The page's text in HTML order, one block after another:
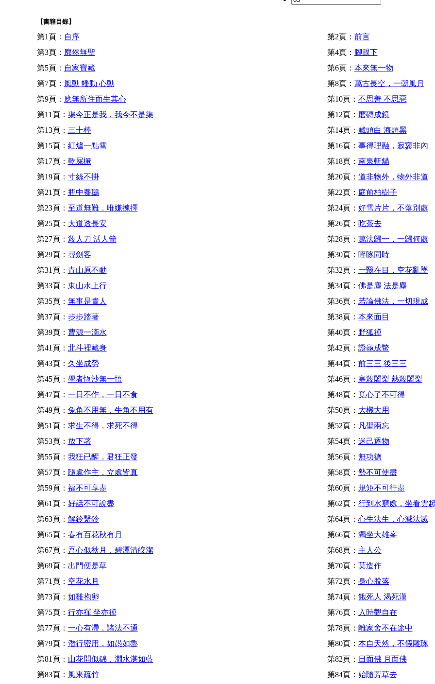
【書籍目錄】
第1頁： 自序 第2頁： 前言
第3頁： 廓然無聖 第4頁： 腳跟下
第5頁： 自家寶藏 第6頁： 本來無一物
第7頁： 風動 幡動 心動 第8頁： 萬古長空，一朝風月
第9頁： 應無所住而生其心 第10頁： 不思善 不思惡
第11頁： 渠今正是我，我今不是渠 第12頁： 磨磚成鏡
第13頁： 三十棒 第14頁： 藏頭白 海頭黑
第15頁： 紅爐一點雪 第16頁： 事得理融，寂寥非內
第17頁： 乾屎橛 第18頁： 南泉斬貓
第19頁： 寸絲不掛 第20頁： 道非物外，物外非道
第21頁： 瓶中養鵝 第22頁： 庭前柏樹子
第23頁： 至道無難，唯嫌揀擇 第24頁： 好雪片片，不落別處
第25頁： 大道透長安 第26頁： 吃茶去
第27頁： 殺人刀 活人箭 第28頁： 萬法歸一，一歸何處
第29頁： 尋劍客 第30頁： 啐啄同時
第31頁： 青山原不動 第32頁： 一翳在目，空花亂墜
第33頁： 東山水上行 第34頁： 佛是塵 法是塵
第35頁： 無事是貴人 第36頁： 若論佛法，一切現成
第37頁： 步步踏著 第38頁： 本來面目
第39頁： 曹源一滴水 第40頁： 野狐禪
第41頁： 北斗裡藏身 第42頁： 證龜成鱉
第43頁： 久坐成勞 第44頁： 前三三 後三三
第45頁： 學者恆沙無一悟 第46頁： 寒殺闍梨 熱殺闍梨
第47頁： 一日不作，一日不食 第48頁： 覓心了不可得
第49頁： 兔角不用無，牛角不用有 第50頁： 大機大用
第51頁： 求生不得，求死不得 第52頁： 凡聖兩忘
第53頁： 放下著 第54頁： 迷己逐物
第55頁： 我狂已醒，君狂正發 第56頁： 無功德
第57頁： 隨處作主，立處皆真 第58頁： 勢不可使盡
第59頁： 福不可享盡 第60頁： 規矩不可行盡
第61頁： 好話不可說盡 第62頁： 行到水窮處，坐看雲
第63頁： 解鈴繫鈴 第64頁： 心生法生，心滅法滅
第65頁： 春有百花秋有月 第66頁： 獨坐大雄峯
第67頁： 吾心似秋月，碧潭清皎潔 第68頁： 主人公
第69頁： 出門便是草 第70頁： 莫造作
第71頁： 空花水月 第72頁： 身心脫落
第73頁： 如雞抱卵 第74頁： 餓死人 渴死漢
第75頁： 行亦禪 坐亦禪 第76頁： 入時觀自在
第77頁： 一心有滯，諸法不通 第78頁： 離家舍不在途中
第79頁： 潛行密用，如愚如魯 第80頁： 本自天然，不假雕琢
第81頁： 山花開似錦，澗水湛如藍 第82頁： 日面佛 月面佛
第83頁： 風來疏竹 第84頁： 始隨芳草去